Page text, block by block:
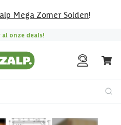
Mega Zomer Solden!
onze deals!